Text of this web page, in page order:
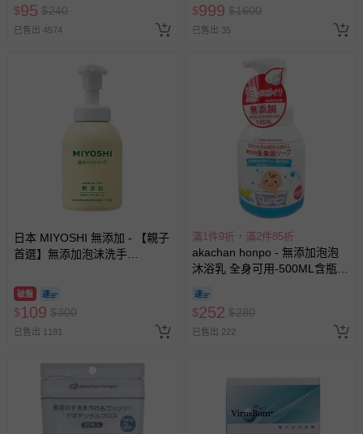
$95 $240
已售出 4574
券使用
$999 $1600
已售出 35
日本 MIYOSHI 無添加 - 【親子
首選】無添加泡沫洗手
破盤
$109 $300
已售出 1181
滿1件9折，滿2件85折
akachan honpo - 無添加泡泡
沐浴乳 全身可用-500ML含瓶-
$252 $280
已售出 222